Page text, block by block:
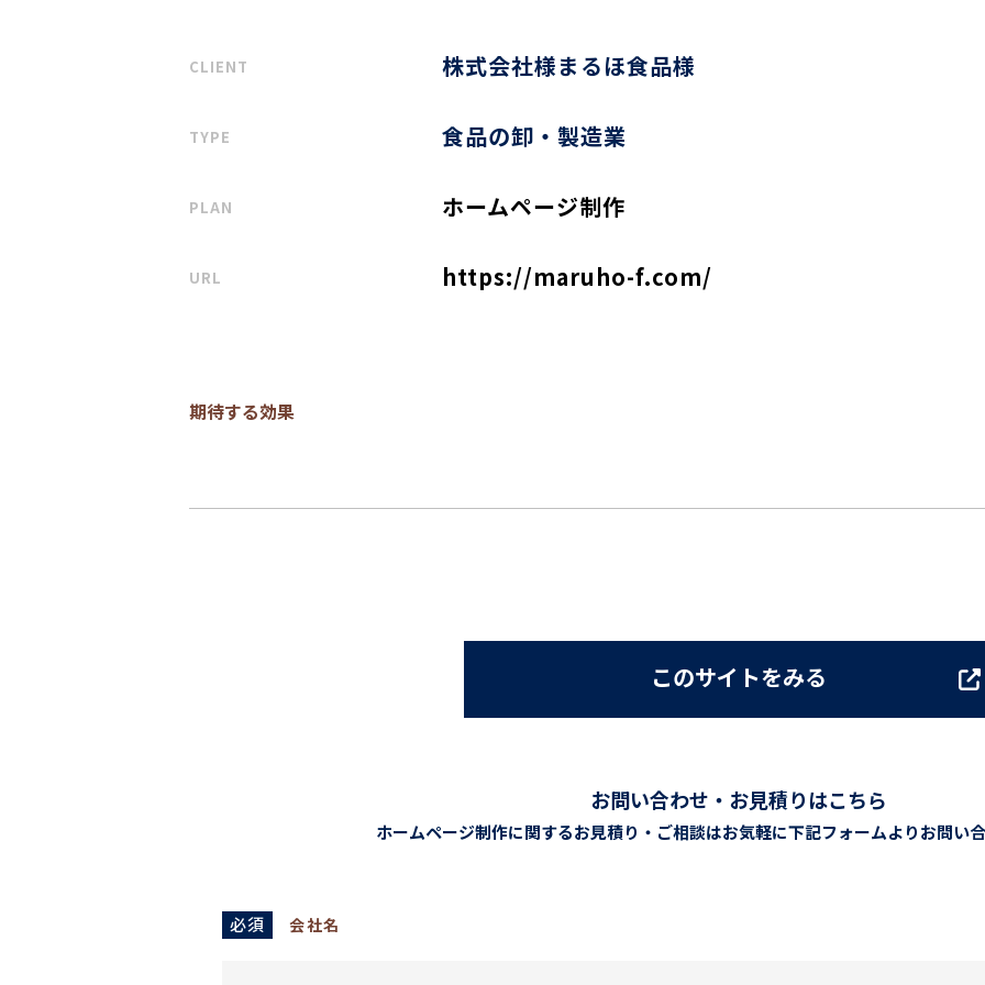
CLIENT 株式会社様まるほ食品様
TYPE 食品の卸・製造業
PLAN ホームページ制作
URL https://maruho-f.com/
期待する効果
このサイトをみる
お問い合わせ・お見積りはこちら
ホームページ制作に関するお見積り・ご相談はお気軽に下記フォームよりお問い
必須 会社名